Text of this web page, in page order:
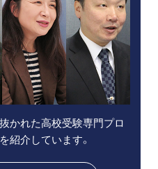
かれた高校受験専門プロ
紹介しています。